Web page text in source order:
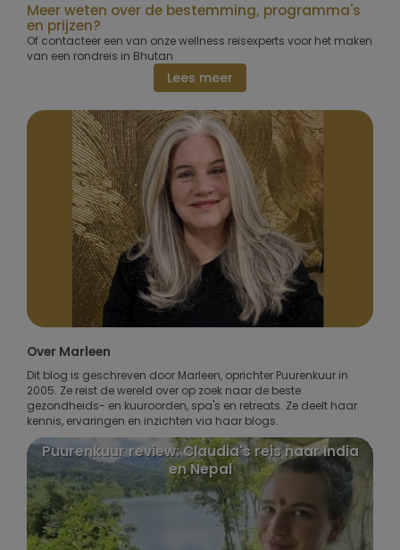
Meer weten over de bestemming, programma's
en prijzen?
Of contacteer een van onze wellness reisexperts voor het maken
van een rondreis in Bhutan
Lees meer
Over Marleen
Dit blog is geschreven door Marleen, oprichter Puurenkuur in
2005. Ze reist de wereld over op zoek naar de beste
gezondheids- en kuuroorden, spa's en retreats. Ze deelt haar
kennis, ervaringen en inzichten via haar blogs.
Puurenkuur review: Claudia's reis naar India
en Nepal